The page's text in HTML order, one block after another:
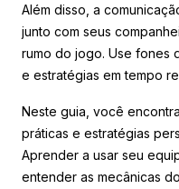
Além disso, a
junto com seus
rumo do jogo. Use fones
e estratégias em tempo
Neste guia, você
práticas e estratégias
Aprender a usar seu
entender as mecânicas